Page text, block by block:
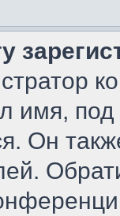
имя,
Он